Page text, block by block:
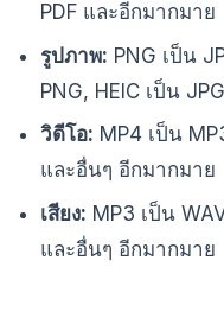
PDF และอีกมากมาย
รูปภาพ: PNG เป็น
PNG, HEIC เป็น
วิดีโอ: MP4 เป็น
และอื่นๆ อีกมากมาย
เสียง: MP3 เป็น
และอื่นๆ อีกมากมาย